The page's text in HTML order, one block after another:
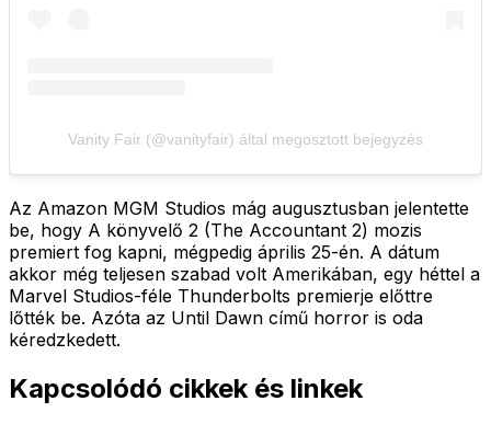
Vanity Fair (@vanityfair) által megosztott bejegyzés
Az Amazon MGM Studios mág augusztusban jelentette
be, hogy A könyvelő 2 (The Accountant 2) mozis
premiert fog kapni, mégpedig április 25-én. A dátum
akkor még teljesen szabad volt Amerikában, egy héttel a
Marvel Studios-féle Thunderbolts premierje előttre
lőtték be. Azóta az Until Dawn című horror is oda
kéredzkedett.
Kapcsolódó cikkek és linkek